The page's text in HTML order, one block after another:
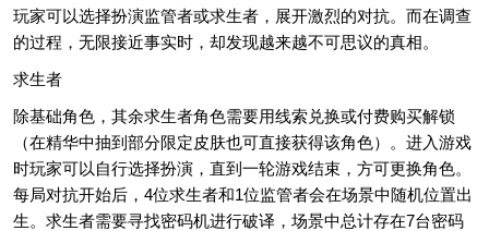
玩家可以选择扮演监管者或求生者，展开激烈的对抗。而在调查
的过程，无限接近事实时，却发现越来越不可思议的真相。
求生者
除基础角色，其余求生者角色需要用线索兑换或付费购买解锁
（在精华中抽到部分限定皮肤也可直接获得该角色）。进入游戏
时玩家可以自行选择扮演，直到一轮游戏结束，方可更换角色。
每局对抗开始后，4位求生者和1位监管者会在场景中随机位置出
生。求生者需要寻找密码机进行破译，场景中总计存在7台密码